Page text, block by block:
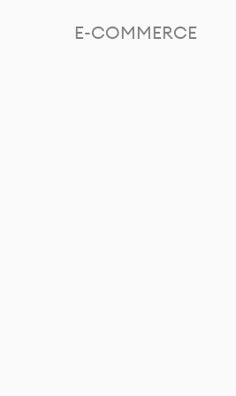
E-COMMERCE